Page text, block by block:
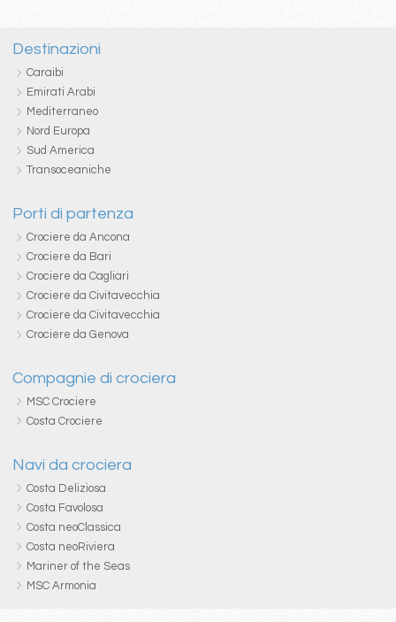
Destinazioni
Caraibi
Emirati Arabi
Mediterraneo
Nord Europa
Sud America
Transoceaniche
Porti di partenza
Crociere da Ancona
Crociere da Bari
Crociere da Cagliari
Crociere da Civitavecchia
Crociere da Civitavecchia
Crociere da Genova
Compagnie di crociera
MSC Crociere
Costa Crociere
Navi da crociera
Costa Deliziosa
Costa Favolosa
Costa neoClassica
Costa neoRiviera
Mariner of the Seas
MSC Armonia